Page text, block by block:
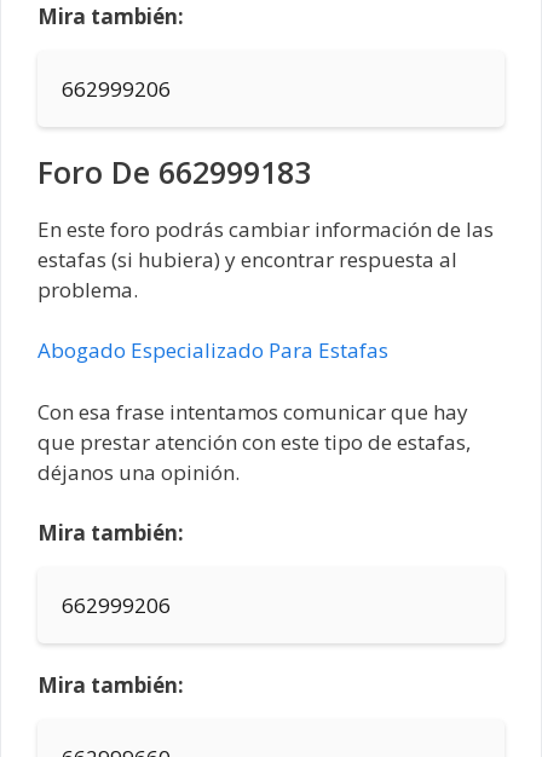
Mira también:
662999206
Foro De 662999183
En este foro podrás cambiar información de las
estafas (si hubiera) y encontrar respuesta al
problema.
Abogado Especializado Para Estafas
Con esa frase intentamos comunicar que hay
que prestar atención con este tipo de estafas,
déjanos una opinión.
Mira también:
662999206
Mira también: